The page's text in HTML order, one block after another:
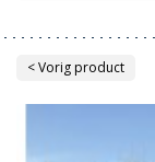
< Vorig product